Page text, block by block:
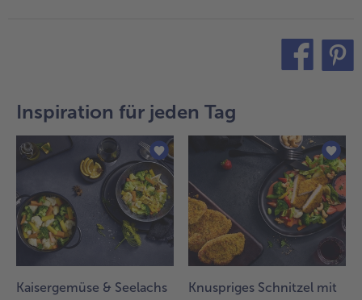
Inspiration für jeden Tag
Kaisergemüse & Seelachs
Knuspriges Schnitzel mit